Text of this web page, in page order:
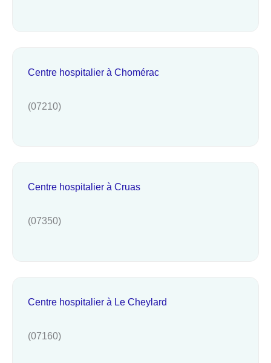
Centre hospitalier à Chomérac
(07210)
Centre hospitalier à Cruas
(07350)
Centre hospitalier à Le Cheylard
(07160)